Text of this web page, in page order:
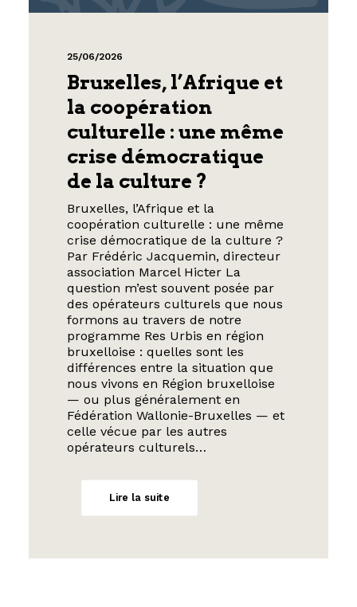
25/06/2026
Bruxelles, l’Afrique et
la coopération
culturelle : une même
crise démocratique
de la culture ?
Bruxelles, l’Afrique et la
coopération culturelle : une même
crise démocratique de la culture ?
Par Frédéric Jacquemin, directeur
association Marcel Hicter La
question m’est souvent posée par
des opérateurs culturels que nous
formons au travers de notre
programme Res Urbis en région
bruxelloise : quelles sont les
différences entre la situation que
nous vivons en Région bruxelloise
— ou plus généralement en
Fédération Wallonie-Bruxelles — et
celle vécue par les autres
opérateurs culturels…
Lire la suite